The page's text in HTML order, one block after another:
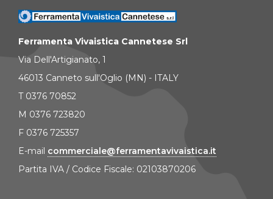
Ferramenta Vivaistica Cannetese Srl
Via Dell'Artigianato, 1
46013 Canneto sull'Oglio (MN) - ITALY
T 0376 70852
M 0376 723820
F 0376 725357
E-mail commerciale@ferramentavivaistica.it
Partita IVA / Codice Fiscale: 02103870206